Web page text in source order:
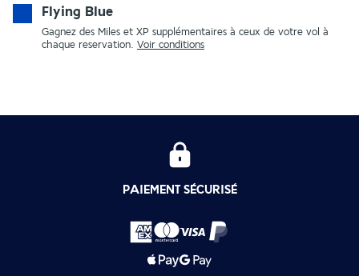
Flying Blue
Gagnez des Miles et XP supplémentaires à ceux de votre vol à
chaque reservation. Voir conditions
PAIEMENT SÉCURISÉ